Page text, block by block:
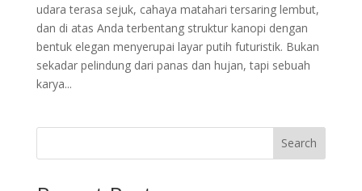
udara terasa sejuk, cahaya matahari tersaring lembut,
dan di atas Anda terbentang struktur kanopi dengan
bentuk elegan menyerupai layar putih futuristik. Bukan
sekadar pelindung dari panas dan hujan, tapi sebuah
karya...
Search